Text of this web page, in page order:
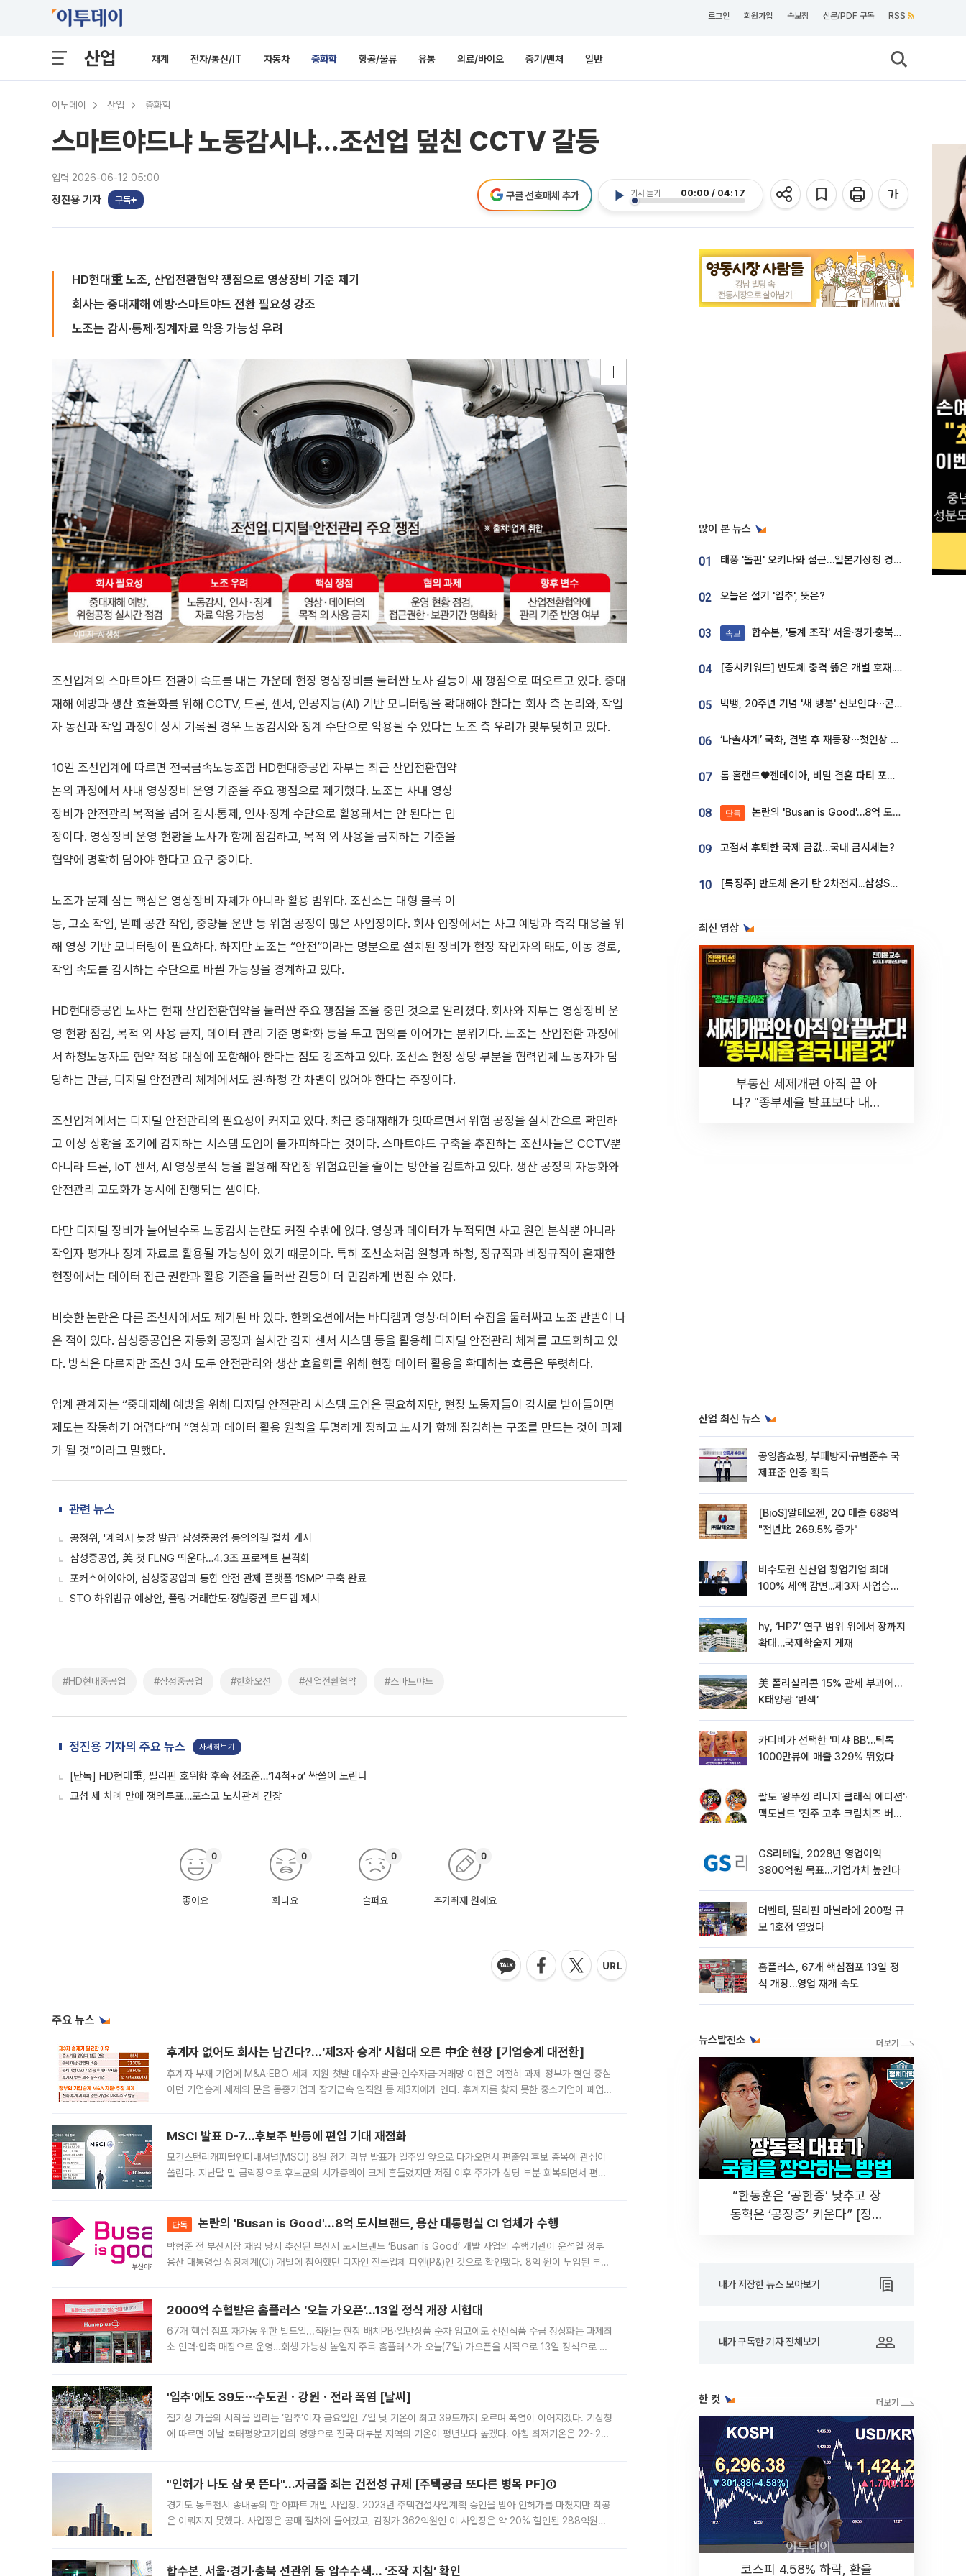
로그인 회원가입 속보창 신문/PDF 구독 RSS
산업 재계 전자/통신/IT 자동차 중화학 항공/물류 유통 의료/바이오 중기/벤처 일반
이투데이 산업 중화학
스마트야드냐 노동감시냐…조선업 덮친 CCTV 갈등
입력 2026-06-12 05:00
정진용 기자 구독
기사 듣기 00:00 / 04:17
구글 선호매체 추가
HD현대重 노조, 산업전환협약 쟁점으로 영상장비 기준 제기
회사는 중대재해 예방·스마트야드 전환 필요성 강조
노조는 감시·통제·징계자료 악용 가능성 우려
조선업계의 스마트야드 전환이 속도를 내는 가운데 현장 영상장비를 둘러싼 노사 갈등이 새 쟁점으로 떠오르고 있다. 중대
재해 예방과 생산 효율화를 위해 CCTV, 드론, 센서, 인공지능(AI) 기반 모니터링을 확대해야 한다는 회사 측 논리와, 작업
자 동선과 작업 과정이 상시 기록될 경우 노동감시와 징계 수단으로 악용될 수 있다는 노조 측 우려가 맞부딪히고 있다.
10일 조선업계에 따르면 전국금속노동조합 HD현대중공업 자부는 최근 산업전환협약
논의 과정에서 사내 영상장비 운영 기준을 주요 쟁점으로 제기했다. 노조는 사내 영상
장비가 안전관리 목적을 넘어 감시·통제, 인사·징계 수단으로 활용돼서는 안 된다는 입
장이다. 영상장비 운영 현황을 노사가 함께 점검하고, 목적 외 사용을 금지하는 기준을
협약에 명확히 담아야 한다고 요구 중이다.
노조가 문제 삼는 핵심은 영상장비 자체가 아니라 활용 범위다. 조선소는 대형 블록 이
동, 고소 작업, 밀폐 공간 작업, 중량물 운반 등 위험 공정이 많은 사업장이다. 회사 입장에서는 사고 예방과 즉각 대응을 위
해 영상 기반 모니터링이 필요하다. 하지만 노조는 “안전”이라는 명분으로 설치된 장비가 현장 작업자의 태도, 이동 경로,
작업 속도를 감시하는 수단으로 바뀔 가능성을 경계하고 있다.
HD현대중공업 노사는 현재 산업전환협약을 둘러싼 주요 쟁점을 조율 중인 것으로 알려졌다. 회사와 지부는 영상장비 운
영 현황 점검, 목적 외 사용 금지, 데이터 관리 기준 명확화 등을 두고 협의를 이어가는 분위기다. 노조는 산업전환 과정에
서 하청노동자도 협약 적용 대상에 포함해야 한다는 점도 강조하고 있다. 조선소 현장 상당 부분을 협력업체 노동자가 담
당하는 만큼, 디지털 안전관리 체계에서도 원·하청 간 차별이 없어야 한다는 주장이다.
조선업계에서는 디지털 안전관리의 필요성이 커지고 있다. 최근 중대재해가 잇따르면서 위험 공정을 실시간으로 확인하
고 이상 상황을 조기에 감지하는 시스템 도입이 불가피하다는 것이다. 스마트야드 구축을 추진하는 조선사들은 CCTV뿐
아니라 드론, IoT 센서, AI 영상분석 등을 활용해 작업장 위험요인을 줄이는 방안을 검토하고 있다. 생산 공정의 자동화와
안전관리 고도화가 동시에 진행되는 셈이다.
다만 디지털 장비가 늘어날수록 노동감시 논란도 커질 수밖에 없다. 영상과 데이터가 누적되면 사고 원인 분석뿐 아니라
작업자 평가나 징계 자료로 활용될 가능성이 있기 때문이다. 특히 조선소처럼 원청과 하청, 정규직과 비정규직이 혼재한
현장에서는 데이터 접근 권한과 활용 기준을 둘러싼 갈등이 더 민감하게 번질 수 있다.
비슷한 논란은 다른 조선사에서도 제기된 바 있다. 한화오션에서는 바디캠과 영상·데이터 수집을 둘러싸고 노조 반발이 나
온 적이 있다. 삼성중공업은 자동화 공정과 실시간 감지 센서 시스템 등을 활용해 디지털 안전관리 체계를 고도화하고 있
다. 방식은 다르지만 조선 3사 모두 안전관리와 생산 효율화를 위해 현장 데이터 활용을 확대하는 흐름은 뚜렷하다.
업계 관계자는 “중대재해 예방을 위해 디지털 안전관리 시스템 도입은 필요하지만, 현장 노동자들이 감시로 받아들이면
제도는 작동하기 어렵다”며 “영상과 데이터 활용 원칙을 투명하게 정하고 노사가 함께 점검하는 구조를 만드는 것이 과제
가 될 것”이라고 말했다.
관련 뉴스
공정위, '계약서 늦장 발급' 삼성중공업 동의의결 절차 개시
삼성중공업, 美 첫 FLNG 띄운다…4.3조 프로젝트 본격화
포커스에이아이, 삼성중공업과 통합 안전 관제 플랫폼 ‘ISMP’ 구축 완료
STO 하위법규 예상안, 풀링·거래한도·정형증권 로드맵 제시
#HD현대중공업 #삼성중공업 #한화오션 #산업전환협약 #스마트야드
정진용 기자의 주요 뉴스 자세히보기
[단독] HD현대重, 필리핀 호위함 후속 정조준…‘14척+α’ 싹쓸이 노린다
교섭 세 차례 만에 쟁의투표…포스코 노사관계 긴장
좋아요
0
화나요
0
슬퍼요
0
추가취재 원해요
0
주요 뉴스
후계자 없어도 회사는 남긴다?…‘제3자 승계’ 시험대 오른 中企 현장 [기업승계 대전환]
후계자 부재 기업에 M&A·EBO 세제 지원 첫발 매수자 발굴·인수자금·거래망 이전은 여전히 과제 정부가 혈연 중심
이던 기업승계 세제의 문을 동종기업과 장기근속 임직원 등 제3자에게 연다. 후계자를 찾지 못한 중소기업이 폐업
MSCI 발표 D-7…후보주 반등에 편입 기대 재점화
모건스탠리캐피털인터내셔널(MSCI) 8월 정기 리뷰 발표가 일주일 앞으로 다가오면서 편출입 후보 종목에 관심이
쏠린다. 지난달 말 급락장으로 후보군의 시가총액이 크게 흔들렸지만 저점 이후 주가가 상당 부분 회복되면서 편입
단독 논란의 'Busan is Good'…8억 도시브랜드, 용산 대통령실 CI 업체가 수행
박형준 전 부산시장 재임 당시 추진된 부산시 도시브랜드 ‘Busan is Good’ 개발 사업의 수행기관이 윤석열 정부
용산 대통령실 상징체계(CI) 개발에 참여했던 디자인 전문업체 피앤(P&)인 것으로 확인됐다. 8억 원이 투입된 부산
2000억 수혈받은 홈플러스 ‘오늘 가오픈’...13일 정식 개장 시험대
67개 핵심 점포 재가동 위한 빌드업...직원들 현장 배치PB·일반상품 순차 입고에도 신선식품 수급 정상화는 과제최
소 인력·압축 매장으로 운영…회생 가능성 높일지 주목 홈플러스가 오늘(7일) 가오픈을 시작으로 13일 정식으로 재
'입추'에도 39도⋯수도권ㆍ강원ㆍ전라 폭염 [날씨]
절기상 가을의 시작을 알리는 ‘입추’이자 금요일인 7일 낮 기온이 최고 39도까지 오르며 폭염이 이어지겠다. 기상청
에 따르면 이날 북태평양고기압의 영향으로 전국 대부분 지역의 기온이 평년보다 높겠다. 아침 최저기온은 22~27
"인허가 나도 삽 못 뜬다"…자금줄 죄는 건전성 규제 [주택공급 또다른 병목 PF]①
경기도 동두천시 송내동의 한 아파트 개발 사업장. 2023년 주택건설사업계획 승인을 받아 인허가를 마쳤지만 착공
은 이뤄지지 못했다. 사업장은 공매 절차에 들어갔고, 감정가 362억원인 이 사업장은 약 20% 할인된 288억원에
합수본, 서울·경기·충북 선관위 등 압수수색… ‘조작 지침’ 확인
많이 본 뉴스
01 태풍 '돌핀' 오키나와 접근…일본기상청 경로 업데이트
02 오늘은 절기 '입추', 뜻은?
03 속보 합수본, '통계 조작' 서울·경기·충북 선관위 등 추가 압수수색
04 [증시키워드] 반도체 충격 뚫은 개별 호재...포스코퓨처엠·에코프로·한화솔루션 '눈길'
05 빅뱅, 20주년 기념 '새 뱅봉' 선보인다⋯콘서트 앞두고 팝업 개최
06 ‘나솔사계’ 국화, 결별 후 재등장⋯첫인상 투표 휩쓸고 ‘인기녀’ 등극
07 톰 홀랜드♥젠데이아, 비밀 결혼 파티 포착⋯호텔 대관비만 9억
08 단독 논란의 'Busan is Good'…8억 도시브랜드, 용산 대통령실 CI 업체가 수행
09 고점서 후퇴한 국제 금값…국내 금시세는?
10 [특징주] 반도체 온기 탄 2차전지...삼성SDI, 장 초반 7% 넘게 껑충
최신 영상
부동산 세제개편 아직 끝 아
냐? "종부세율 발표보다 내릴
산업 최신 뉴스
공영홈쇼핑, 부패방지·규범준수 국
제표준 인증 획득
[BioS]알테오젠, 2Q 매출 688억
"전년比 269.5% 증가"
비수도권 신산업 창업기업 최대
100% 세액 감면...제3자 사업승계
hy, ‘HP7’ 연구 범위 위에서 장까지
확대…국제학술지 게재
美 폴리실리콘 15% 관세 부과에…
K태양광 ‘반색’
카디비가 선택한 '미샤 BB'…틱톡
1000만뷰에 매출 329% 뛰었다
팔도 '왕뚜껑 리니지 클래식 에디션'·
맥도날드 '진주 고추 크림치즈 버거'
GS리테일, 2028년 영업이익
3800억원 목표…기업가치 높인다
더벤티, 필리핀 마닐라에 200평 규
모 1호점 열었다
홈플러스, 67개 핵심점포 13일 정
식 개장…영업 재개 속도
뉴스발전소
“한동훈은 ‘공한증’ 낮추고 장
동혁은 ‘공장증’ 키운다” [정치
내가 저장한 뉴스 모아보기
내가 구독한 기자 전체보기
한 컷
코스피 4.58% 하락, 환율